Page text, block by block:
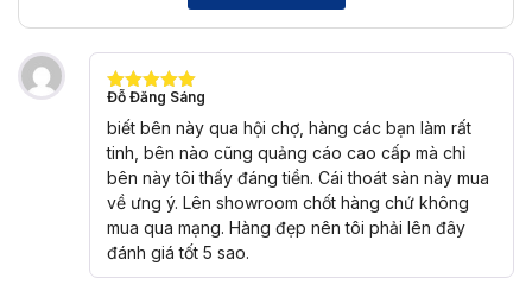
Được xếp
hạng
55
sao
Đỗ Đăng Sáng
biết bên này qua hội chợ, hàng các bạn làm rất
tinh, bên nào cũng quảng cáo cao cấp mà chỉ
bên này tôi thấy đáng tiền. Cái thoát sàn này mua
về ưng ý. Lên showroom chốt hàng chứ không
mua qua mạng. Hàng đẹp nên tôi phải lên đây
đánh giá tốt 5 sao.